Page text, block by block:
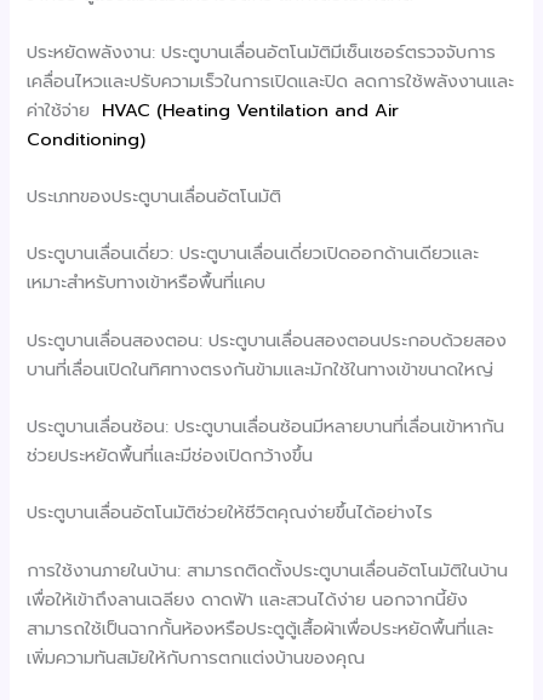
ประหยัดพลังงาน: ประตูบานเลื่อนอัตโนมัติมีเซ็นเซอร์ตรวจจับการ
เคลื่อนไหวและปรับความเร็วในการเปิดและปิด ลดการใช้พลังงานและ
ค่าใช้จ่าย HVAC (Heating Ventilation and Air
Conditioning)
ประเภทของประตูบานเลื่อนอัตโนมัติ
ประตูบานเลื่อนเดี่ยว: ประตูบานเลื่อนเดี่ยวเปิดออกด้านเดียวและ
เหมาะสำหรับทางเข้าหรือพื้นที่แคบ
ประตูบานเลื่อนสองตอน: ประตูบานเลื่อนสองตอนประกอบด้วยสอง
บานที่เลื่อนเปิดในทิศทางตรงกันข้ามและมักใช้ในทางเข้าขนาดใหญ่
ประตูบานเลื่อนซ้อน: ประตูบานเลื่อนซ้อนมีหลายบานที่เลื่อนเข้าหากัน
ช่วยประหยัดพื้นที่และมีช่องเปิดกว้างขึ้น
ประตูบานเลื่อนอัตโนมัติช่วยให้ชีวิตคุณง่ายขึ้นได้อย่างไร
การใช้งานภายในบ้าน: สามารถติดตั้งประตูบานเลื่อนอัตโนมัติในบ้าน
เพื่อให้เข้าถึงลานเฉลียง ดาดฟ้า และสวนได้ง่าย นอกจากนี้ยัง
สามารถใช้เป็นฉากกั้นห้องหรือประตูตู้เสื้อผ้าเพื่อประหยัดพื้นที่และ
เพิ่มความทันสมัยให้กับการตกแต่งบ้านของคุณ